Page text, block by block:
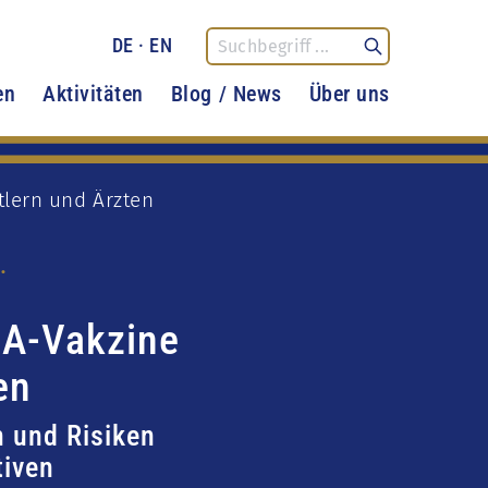
Aktivitäten Blog / News Über uns
DE · EN
und Ärzten
Vakzine
Risiken